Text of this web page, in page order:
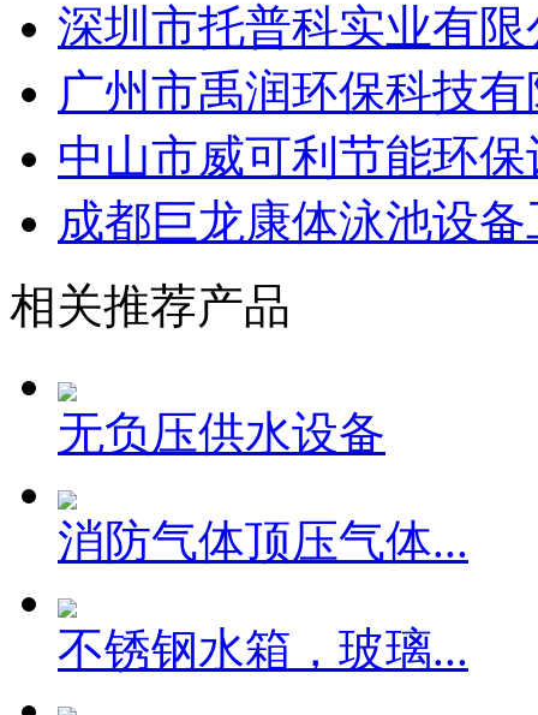
深圳市托普科实业有限
广州市禹润环保科技
中山市威可利节能环
成都巨龙康体泳池设
相关推荐产品
无负压供水设备
消防气体顶压气体...
不锈钢水箱，玻璃...